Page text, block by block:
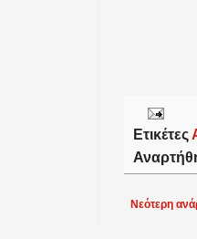
Ετικέτες
Νεότερη